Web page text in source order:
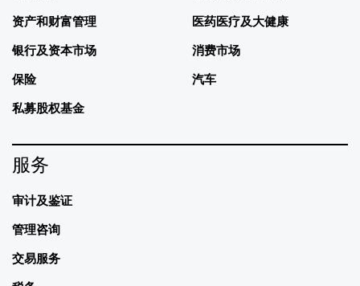
资产和财富管理
银行及资本市场
保险
私募股权基金
医药医疗及大健康
消费市场
汽车
服务
审计及鉴证
管理咨询
交易服务